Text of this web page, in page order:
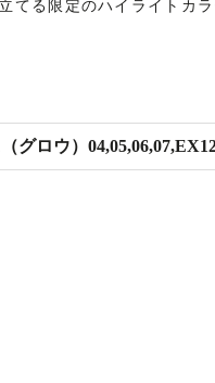
てる限定のハイライトカラ
グロウ）